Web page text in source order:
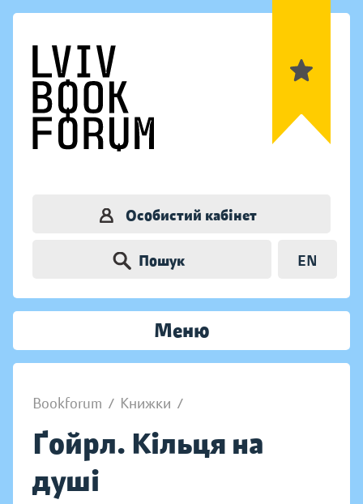
Особистий кабінет
Пошук EN
Меню
Bookforum / Книжки /
Ґойрл. Кільця на
душі